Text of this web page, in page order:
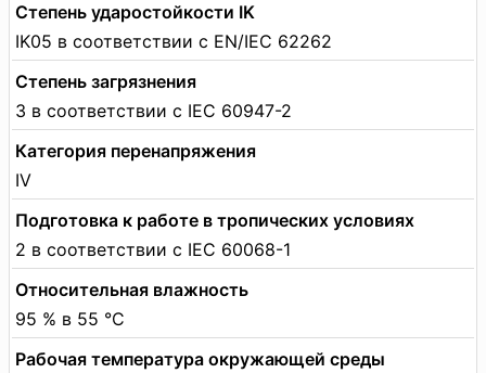
Степень ударостойкости IK
IK05 в соответствии с EN/IEC 62262
Степень загрязнения
3 в соответствии с IEC 60947-2
Категория перенапряжения
IV
Подготовка к работе в тропических условиях
2 в соответствии с IEC 60068-1
Относительная влажность
95 % в 55 °C
Рабочая температура окружающей среды